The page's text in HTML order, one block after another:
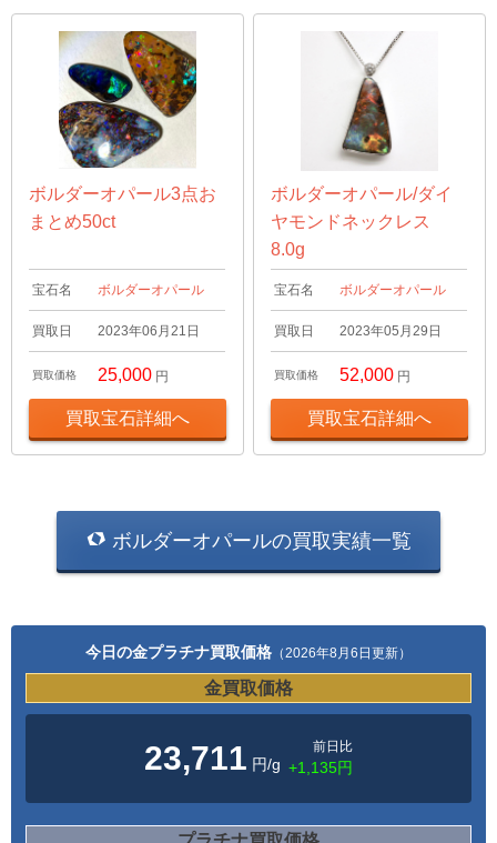
ボルダーオパール3点お
まとめ50ct
宝石名 ボルダーオパール
買取日 2023年06月21日
買取価格 25,000 円
買取宝石詳細へ
ボルダーオパール/ダイ
ヤモンドネックレス
8.0g
宝石名 ボルダーオパール
買取日 2023年05月29日
買取価格 52,000 円
買取宝石詳細へ
ボルダーオパールの買取実績一覧
今日の金プラチナ買取価格 （2026年8月6日更新）
金買取価格
23,711 円/g
前日比
+1,135円